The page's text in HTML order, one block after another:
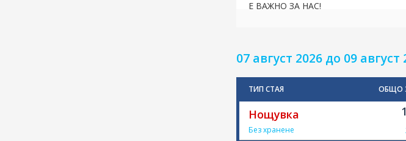
Е ВАЖНО ЗА НАС!
07 август 2026 до 09
ТИП СТАЯ ОБЩО
Нощувка
Без хранене